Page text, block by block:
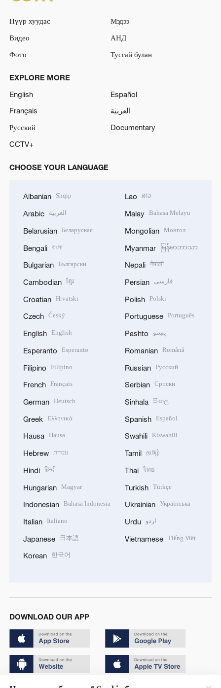
Нүүр хуудас
Мэдээ
Видео
АНД
Фото
Тусгай булан
EXPLORE MORE
English
Español
Français
العربية
Русский
Documentary
CCTV+
CHOOSE YOUR LANGUAGE
Albanian Shqip
Arabic العربية
Belarusian Беларуская
Bengali বাংলা
Bulgarian Български
Cambodian ខ្មែរ
Croatian Hrvatski
Czech Český
English English
Esperanto Esperanto
Filipino Filipino
French Français
German Deutsch
Greek Ελληνικά
Hausa Hausa
Hebrew עברית
Hindi हिन्दी
Hungarian Magyar
Indonesian Bahasa Indonesia
Italian Italiano
Japanese 日本語
Korean 한국어
Lao ລາວ
Malay Bahasa Melayu
Mongolian Монгол
Myanmar မြန်မာဘာသာ
Nepali नेपाली
Persian فارسی
Polish Polski
Portuguese Português
Pashto پښتو
Romanian Română
Russian Русский
Serbian Српски
Sinhala සිංහල
Spanish Español
Swahili Kiswahili
Tamil தமிழ்
Thai ไทย
Turkish Türkçe
Ukrainian Українська
Urdu اردو
Vietnamese Tiếng Việt
DOWNLOAD OUR APP